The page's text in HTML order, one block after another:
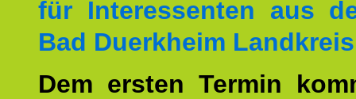
für Interessenten aus
Bad Duerkheim
Dem ersten Termin